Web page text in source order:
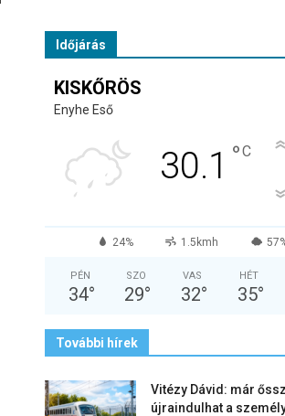
Időjárás
KISKŐRÖS
Enyhe Eső
30.1 °C
24% 1.5kmh
PÉN
34°
SZO
29°
VAS
32°
HÉT
35°
További hírek
Vitézy Dávid: már
újraindulhat a